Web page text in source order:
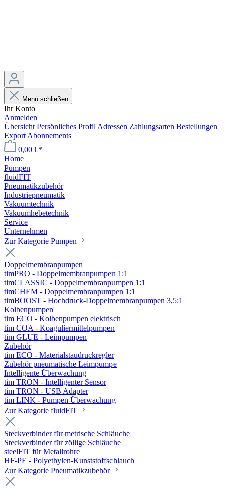
Menü schließen
Ihr Konto
Anmelden
Übersicht Persönliches Profil Adressen Zahlungsarten Bestellungen
Export Abonnements
0,00 €*
Home
Pumpen
fluidFIT
Pneumatikzubehör
Industriepneumatik
Vakuumtechnik
Vakuumhebetechnik
Service
Unternehmen
Zur Kategorie Pumpen
Doppelmembranpumpen
timPRO - Doppelmembranpumpen 1:1
timCLASSIC - Doppelmembranpumpen 1:1
timCHEM - Doppelmembranpumpen 1:1
timBOOST - Hochdruck-Doppelmembranpumpen 3,5:1
Kolbenpumpen
tim ECO - Kolbenpumpen elektrisch
tim COA - Koaguliermittelpumpen
tim GLUE - Leimpumpen
Zubehör
tim ECO - Materialstaudruckregler
Zubehör pneumatische Leimpumpe
Intelligente Überwachung
tim TRON - Intelligenter Sensor
tim TRON - USB Adapter
tim LINK - Pumpen Überwachung
Zur Kategorie fluidFIT
Steckverbinder für metrische Schläuche
Steckverbinder für zöllige Schläuche
steelFIT für Metallrohre
HF-PE - Polyethylen-Kunststoffschlauch
Zur Kategorie Pneumatikzubehör